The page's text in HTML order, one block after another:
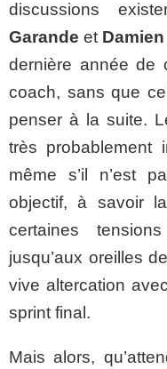
discussions
Garande et
dernière année de
coach, sans que
penser à la suite.
très probablement
même s’il n’est
objectif, à savoir
certaines
jusqu’aux oreilles
vive altercation
sprint final.
Mais alors,